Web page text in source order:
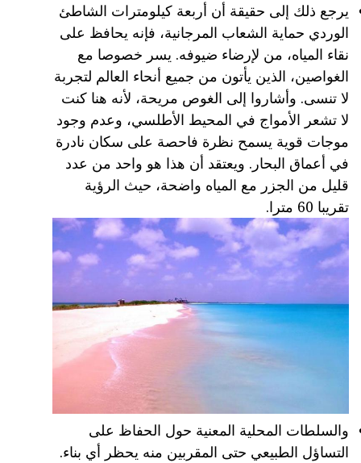
يرجع ذلك إلى حقيقة أن أربعة كيلومترات الشاطئ
الوردي حماية الشعاب المرجانية، فإنه يحافظ على
نقاء المياه، من لإرضاء ضيوفه. يسر خصوصا مع
الغواصين، الذين يأتون من جميع أنحاء العالم لتجربة
لا تنسى. وأشاروا إلى الغوص مريحة، لأنه هنا كنت
لا تشعر الأمواج في المحيط الأطلسي، وعدم وجود
موجات قوية يسمح نظرة فاحصة على سكان نادرة
في أعماق البحار. ويعتقد أن هذا هو واحد من عدد
قليل من الجزر مع المياه واضحة، حيث الرؤية
تقريبا 60 مترا.
والسلطات المحلية المعنية حول الحفاظ على
التساؤل الطبيعي حتى المقربين منه يحظر أي بناء.